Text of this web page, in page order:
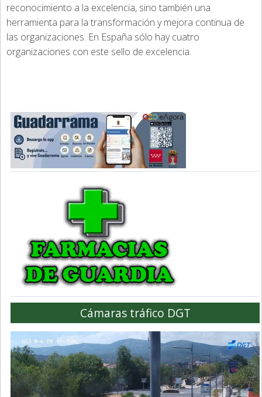
reconocimiento a la excelencia, sino también una
herramienta para la transformación y mejora continua de
las organizaciones. En España sólo hay cuatro
organizaciones con este sello de excelencia.
Cámaras tráfico DGT